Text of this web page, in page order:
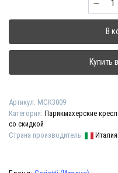
товара
"CLASS"
В
Купить
Артикул: МСК3009
Категория: Парикмахерские
со скидкой
Страна производитель:
Италия